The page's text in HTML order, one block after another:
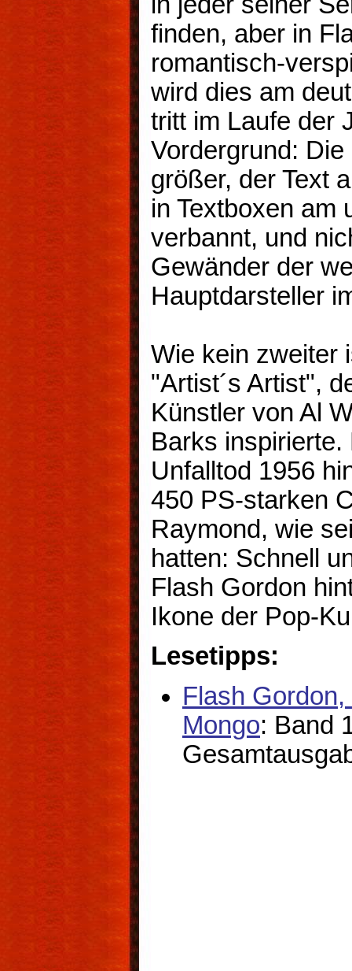
finden, aber in
romantisch-
wird dies am
tritt im Laufe der
Vordergrund:
größer, der Text
in Textboxen am
verbannt, und
Gewänder der
Hauptdarsteller
Wie kein zweiter
"Artist´s Artist",
Künstler von Al
Barks
Unfalltod 1956
450 PS-starken
Raymond, wie
hatten: Schnell
Flash Gordon
Ikone der Pop-
Lesetipps:
Flash
Mongo: Band